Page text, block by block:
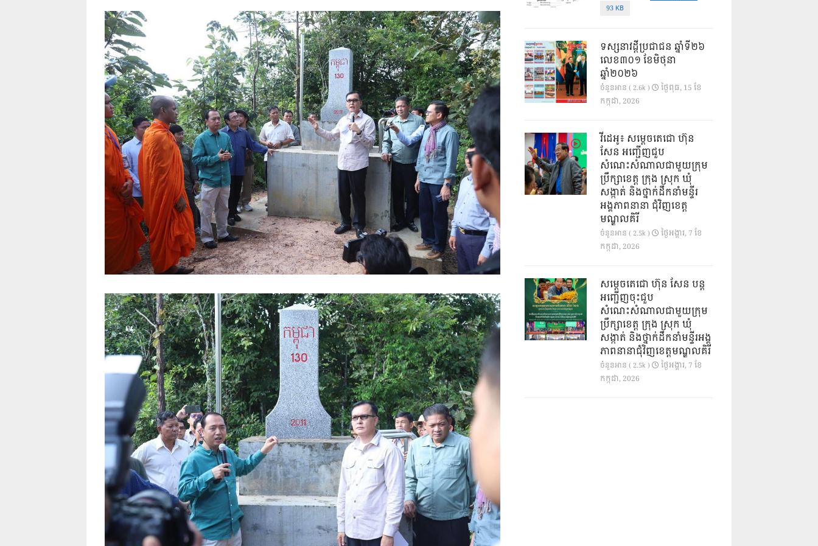
93 KB
ទស្សនាវដ្ដីប្រជាជន ឆ្នាំទី២៦
លេខ៣០១ ខែមិថុនា
ឆ្នាំ២០២៦
ចំនួនអាន ( 2.6k )
ថ្ងៃ​ពុធ, 15 ខែ​
កក្កដា, 2026
វីដេអូ៖ សម្តេចតេជោ ហ៊ុន
សែន អញ្ជើញជួប
សំណេះសំណាលជាមួយក្រុម
ប្រឹក្សាខេត្ត ក្រុង ស្រុក ឃុំ
សង្កាត់ និងថ្នាក់ដឹកនាំមន្ទីរ
អង្គភាពនានា ជុំវិញខេត្ត
មណ្ឌលគិរី
ចំនួនអាន ( 2.5k )
ថ្ងៃ​អង្គារ, 7 ខែ​
កក្កដា, 2026
សម្តេចតេជោ ហ៊ុន សែន បន្ត
អញ្ជើញចុះជួប
សំណេះសំណាលជាមួយក្រុម
ប្រឹក្សាខេត្ត ក្រុង ស្រុក ឃុំ
សង្កាត់ និងថ្នាក់ដឹកនាំមន្ទីរអង្គ
ភាពនានាជុំវិញខេត្តមណ្ឌលគិរី
ចំនួនអាន ( 2.5k )
ថ្ងៃ​អង្គារ, 7 ខែ​
កក្កដា, 2026